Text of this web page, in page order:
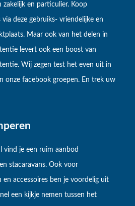
zakelijk en particulier. Koop
deze gebruiks- vriendelijke en
Maar ook van het delen in
levert ook een boost van
Wij zegen test het even uit in
onze facebook groepen. En trek uw
vind je een ruim aanbod
stacaravans. Ook voor
en accessoires ben je voordelig uit
een kijkje nemen tussen het